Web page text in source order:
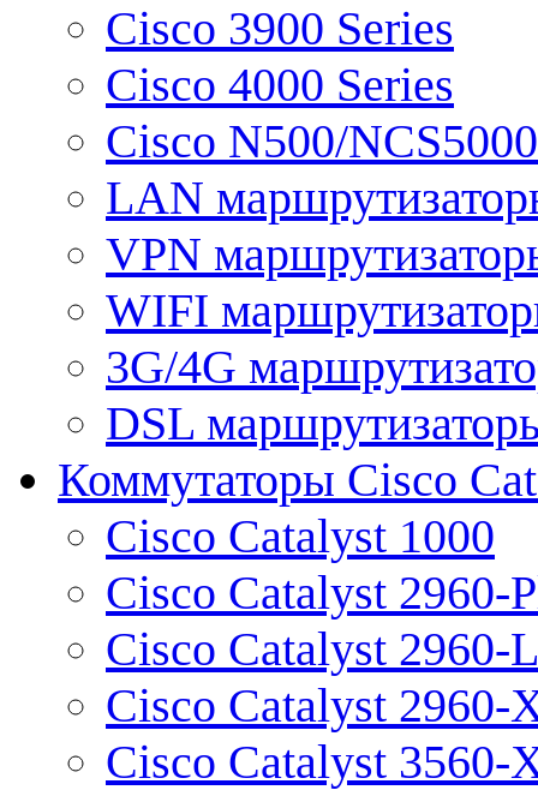
Cisco 3900 Series
Cisco 4000 Series
Cisco N500/
LAN
VPN
WIFI
3G/4G
DSL
Коммутаторы Cisco
Cisco Catalyst 1000
Cisco Catalyst 2960-
Cisco Catalyst 2960-L
Cisco Catalyst 2960-
Cisco Catalyst 3560-